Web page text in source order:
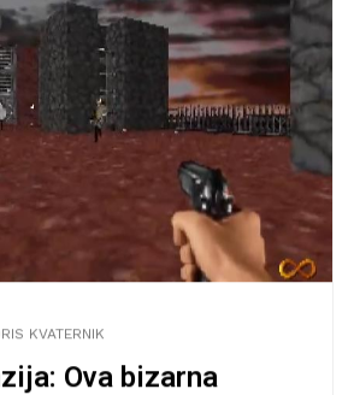
KVATERNIK
Ova bizarna